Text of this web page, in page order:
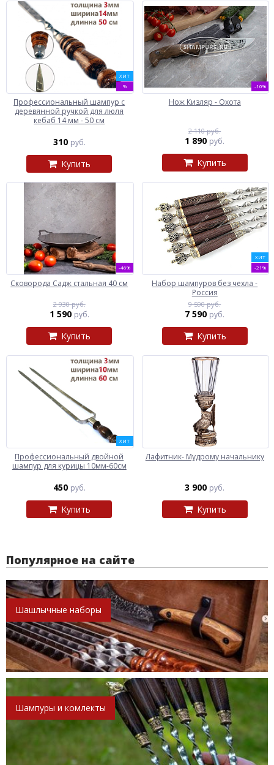
ХИТ
%
Профессиональный шампур с
деревянной ручкой для люля
кебаб 14 мм - 50 см
310 руб.
Купить
-10%
Нож Кизляр - Охота
2 110 руб.
1 890 руб.
Купить
-46%
Сковорода Садж стальная 40 см
2 930 руб.
1 590 руб.
Купить
ХИТ
-21%
Набор шампуров без чехла -
Россия
9 590 руб.
7 590 руб.
Купить
ХИТ
Профессиональный двойной
шампур для курицы 10мм-60см
450 руб.
Купить
Лафитник- Мудрому начальнику
3 900 руб.
Купить
Популярное на сайте
Шашлычные наборы
Шампуры и комлекты